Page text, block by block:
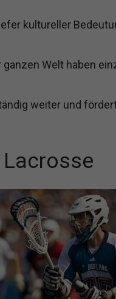
kultureller
Welt haben
weiter und